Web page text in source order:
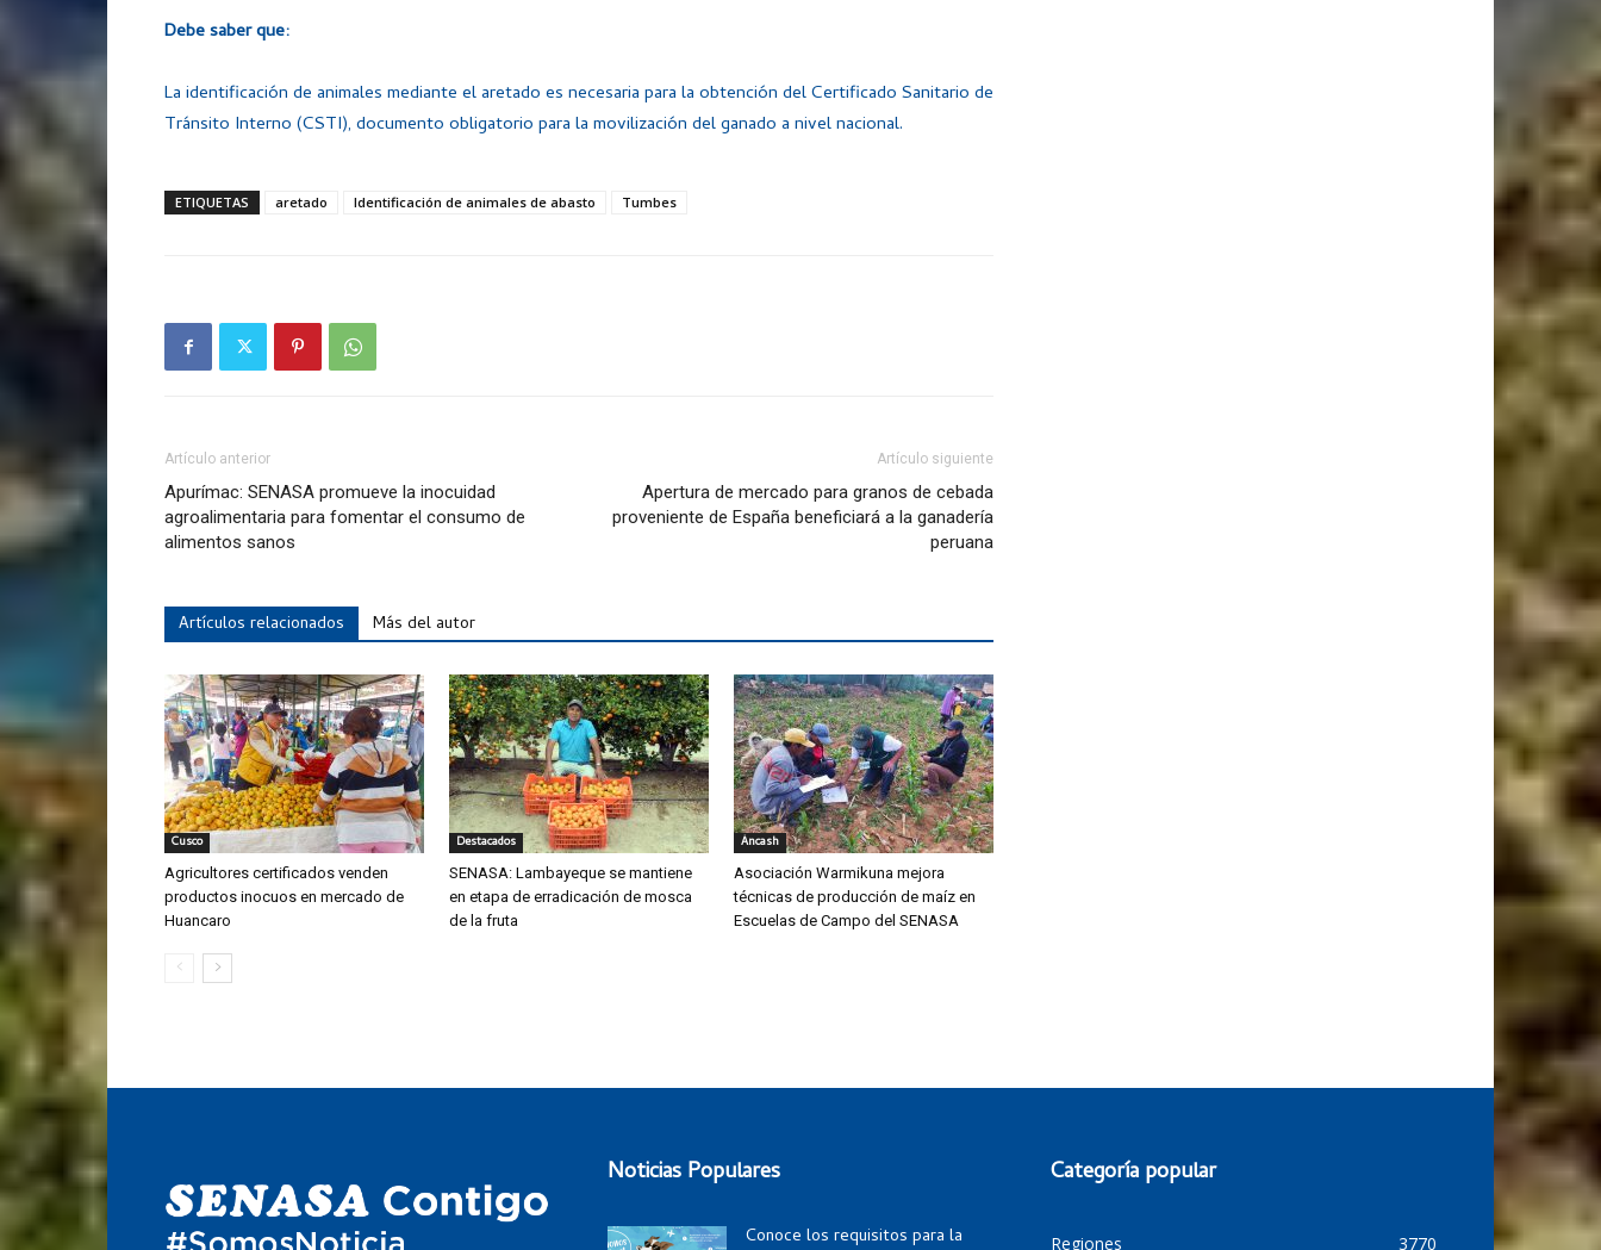
Debe saber que:
La identificación de animales mediante el aretado es necesaria para la obtención del Certificado Sanitario de
Tránsito Interno (CSTI), documento obligatorio para la movilización del ganado a nivel nacional.
ETIQUETAS aretado Identificación de animales de abasto Tumbes
Artículo anterior
Apurímac: SENASA promueve la inocuidad
agroalimentaria para fomentar el consumo de
alimentos sanos
Artículo siguiente
Apertura de mercado para granos de cebada
proveniente de España beneficiará a la ganadería
peruana
Artículos relacionados Más del autor
Cusco
Agricultores certificados venden
productos inocuos en mercado de
Huancaro
Destacados
SENASA: Lambayeque se mantiene
en etapa de erradicación de mosca
de la fruta
Áncash
Asociación Warmikuna mejora
técnicas de producción de maíz en
Escuelas de Campo del SENASA
Noticias Populares
Conoce los requisitos para la
Categoría popular
Regiones 3770